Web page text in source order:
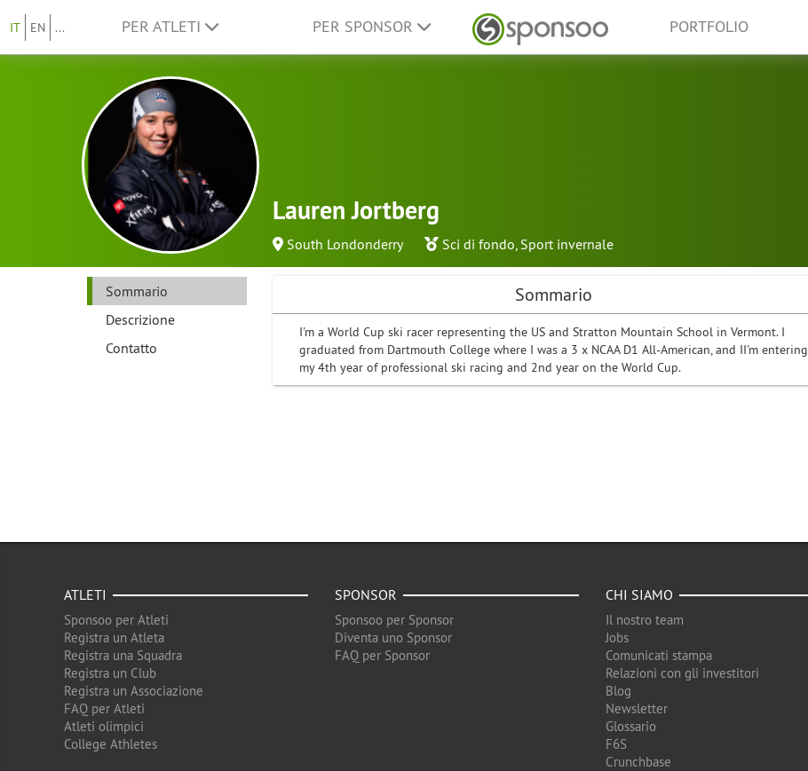
IT EN ... PER ATLETI PER SPONSOR PORTFOLIO
Lauren Jortberg
South Londonderry Sci di fondo, Sport invernale
Sommario
Descrizione
Contatto
Sommario
I'm a World Cup ski racer representing the US and Stratton Mountain School in Vermont. I
graduated from Dartmouth College where I was a 3 x NCAA D1 All-American, and II'm entering
my 4th year of professional ski racing and 2nd year on the World Cup.
ATLETI
Sponsoo per Atleti
Registra un Atleta
Registra una Squadra
Registra un Club
Registra un Associazione
FAQ per Atleti
Atleti olimpici
College Athletes
SPONSOR
Sponsoo per Sponsor
Diventa uno Sponsor
FAQ per Sponsor
CHI SIAMO
Il nostro team
Jobs
Comunicati stampa
Relazioni con gli investitori
Blog
Newsletter
Glossario
F6S
Crunchbase